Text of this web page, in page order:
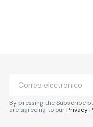
By pressing the Subscribe
are agreeing to ourPrivacy